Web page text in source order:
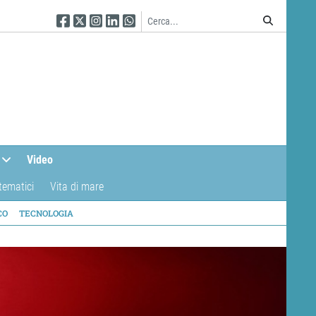
Seguici su Facebook
Seguici su Twitter
Seguici su Instagram
Seguici su Linkedin
Seguici su WhatsApp
Video
Vita di mare
TECNOLOGIA